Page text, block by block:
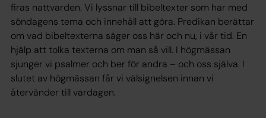
firas nattvarden. Vi lyssnar till bibeltexter som har med
söndagens tema och innehåll att göra. Predikan berättar
om vad bibeltexterna säger oss här och nu, i vår tid. En
hjälp att tolka texterna om man så vill. I högmässan
sjunger vi psalmer och ber för andra – och oss själva. I
slutet av högmässan får vi välsignelsen innan vi
återvänder till vardagen.